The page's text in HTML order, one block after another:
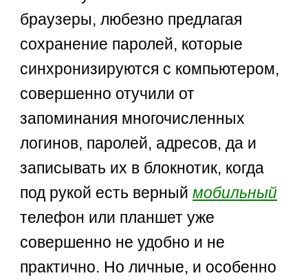
браузеры, любезно предлагая
сохранение паролей, которые
синхронизируются с компьютером,
совершенно отучили от
запоминания многочисленных
логинов, паролей, адресов, да и
записывать их в блокнотик, когда
под рукой есть верныймобильный
телефон или планшет уже
совершенно не удобно и не
практично. Но личные, и особенно